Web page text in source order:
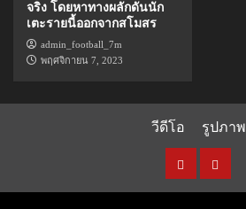
จริง โดยหาทางผลักดันนัก
เตะรายนี้ออกจากสโมสร
admin_football_7m
พฤศจิกายน 7, 2023
วีดีโอ รูปภาพ
วีดีโอ รูปภาพ